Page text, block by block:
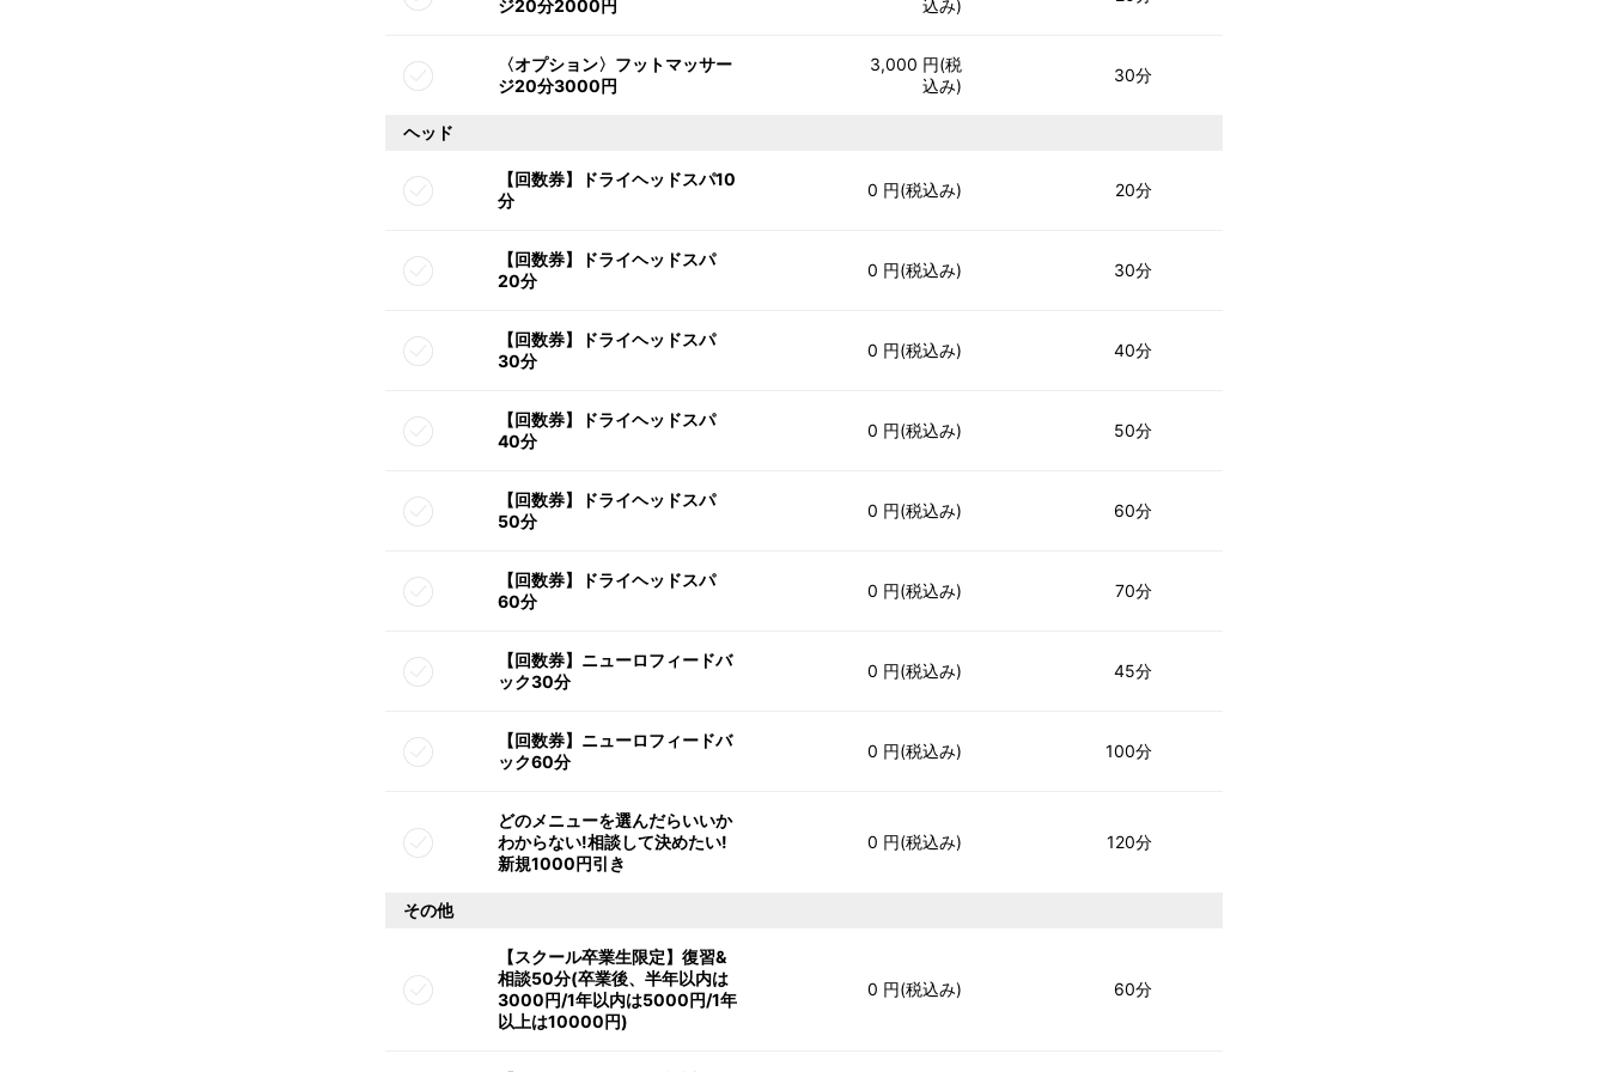
ジ20分2000円
込み)
〈オプション〉フットマッサー
ジ20分3000円
3,000 円(税
込み)
30分
ヘッド
【回数券】ドライヘッドスパ10
分
0 円(税込み) 20分
【回数券】ドライヘッドスパ
20分
0 円(税込み) 30分
【回数券】ドライヘッドスパ
30分
0 円(税込み) 40分
【回数券】ドライヘッドスパ
40分
0 円(税込み) 50分
【回数券】ドライヘッドスパ
50分
0 円(税込み) 60分
【回数券】ドライヘッドスパ
60分
0 円(税込み) 70分
【回数券】ニューロフィードバ
ック30分
0 円(税込み) 45分
【回数券】ニューロフィードバ
ック60分
0 円(税込み) 100分
どのメニューを選んだらいいか
わからない!相談して決めたい!
新規1000円引き
0 円(税込み) 120分
その他
【スクール卒業生限定】復習&
相談50分(卒業後、半年以内は
3000円/1年以内は5000円/1年
以上は10000円)
0 円(税込み) 60分